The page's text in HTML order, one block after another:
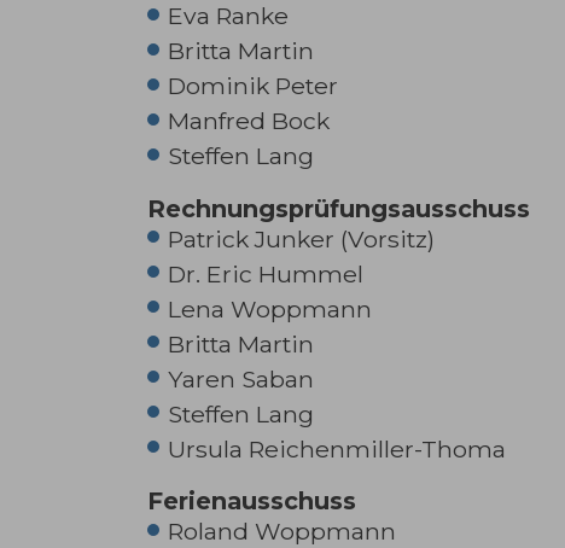
Eva Ranke
Britta Martin
Dominik Peter
Manfred Bock
Steffen Lang
Rechnungsprüfungsausschuss
Patrick Junker (Vorsitz)
Dr. Eric Hummel
Lena Woppmann
Britta Martin
Yaren Saban
Steffen Lang
Ursula Reichenmiller-Thoma
Ferienausschuss
Roland Woppmann